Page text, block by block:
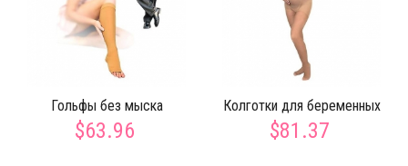
Гольфы без мыска
$63.96
Колготки для беременных
$81.37